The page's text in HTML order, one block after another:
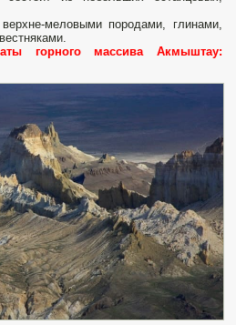
меловыми породами, глинами,
горного массива Акмыштау: